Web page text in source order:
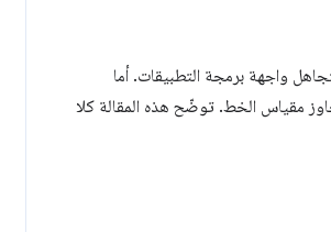
واجهة برمجة التطبيقات. أما
مقياس الخط. توضّح هذه المقالة كلا